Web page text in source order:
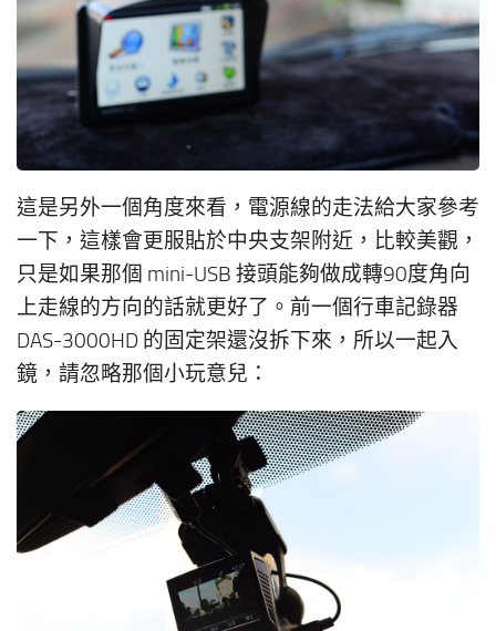
這是另外一個角度來看，電源線的走法給大家參考
一下，這樣會更服貼於中央支架附近，比較美觀，
只是如果那個 mini-USB 接頭能夠做成轉90度角向
上走線的方向的話就更好了。前一個行車記錄器
DAS-3000HD 的固定架還沒拆下來，所以一起入
鏡，請忽略那個小玩意兒：